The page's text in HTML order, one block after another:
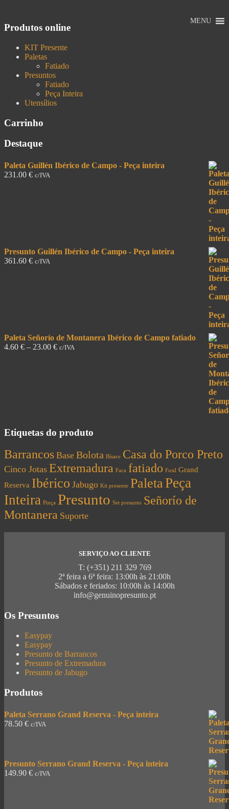
MENU
Produtos online
KIT Presente
Paletas
Fatiado
Presuntos
Fatiado
Peça Inteira
Utensílios
Carrinho
Destaque
Paleta Guillén Ibérico de Campo - Peça inteira
231.00 € c/IVA
Presunto Guillén Ibérico de Campo - Peça inteira
361.60 € c/IVA
Paleta Señorío de Montanera Ibérico de Campo fatiado
4.60 € – 23.00 € c/IVA
Etiquetas do produto
Barrancos Base Bolota Bísaro Casa do Porco Preto
Cinco Jotas Extremadura Faca fatiado Fusil Grand
Reserva Ibérico Jabugo Kit presente PaletaPeça
Inteira Pinça Presunto Set presunto Señorío de
Montanera Suporte
SERVIÇO AO CLIENTE
T: (+351) 211 329 769
2ª feira a 6ª feira: 13:00h às 21:00h
Sábados e feriados: 10:00h às 14:00h
info@genuinopresunto.pt
Os Presuntos
Easypay
Easypay
Presunto de Barrancos
Presunto de Extremadura
Presunto de Jabugo
Produtos
Paleta Serrano Grand Reserva - Peça inteira
78.50 € c/IVA
Presunto Serrano Grand Reserva - Peça inteira
149.90 € c/IVA